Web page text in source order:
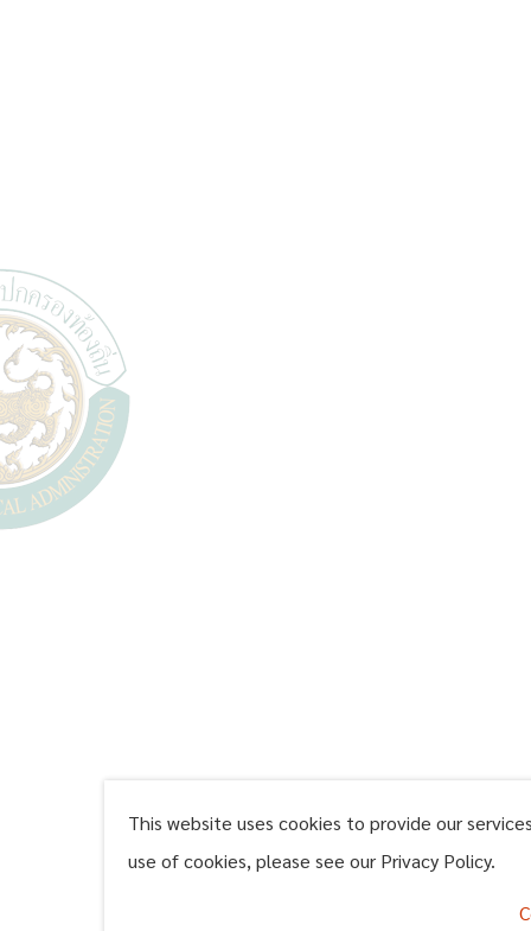
This website uses cookies to provide our
use of cookies, please see our Privacy Policy.